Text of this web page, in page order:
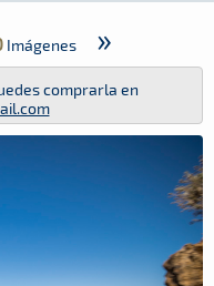
Imágenes »
comprarla en